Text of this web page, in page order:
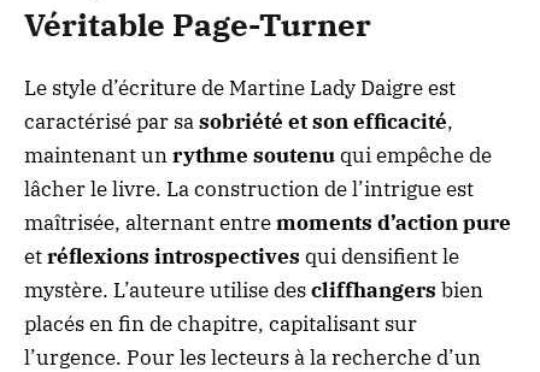
Véritable Page-Turner
Le style d’écriture de Martine Lady Daigre est
caractérisé par sasobriété et son efficacité,
maintenant unrythme soutenuqui empêche de
lâcher le livre. La construction de l’intrigue est
maîtrisée, alternant entremoments d’action pure
etréflexions introspectives qui densifient le
mystère. L’auteure utilise descliffhangers bien
placés en fin de chapitre, capitalisant sur
l’urgence. Pour les lecteurs à la recherche d’un